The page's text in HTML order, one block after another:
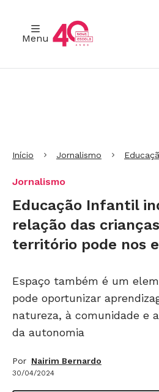
Menu
Início Jornalismo
Jornalismo
Educação Infantil
relação das
território pode nos
Espaço também é um
pode oportunizar
natureza, à comunidade e
da autonomia
Por Nairim Bernardo
30/04/2024